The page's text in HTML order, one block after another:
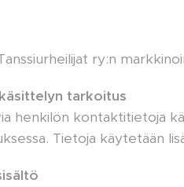
ry:n
tarkoitus
henkilön kontaktitietoja
Tietoja käytetään